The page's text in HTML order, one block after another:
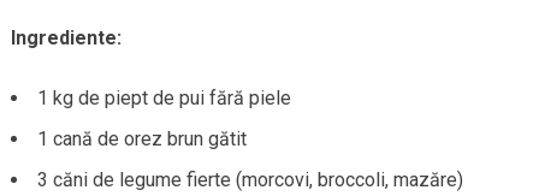
Ingrediente:
1 kg de piept de pui fără piele
1 cană de orez brun gătit
3 căni de legume fierte (morcovi, broccoli, mazăre)